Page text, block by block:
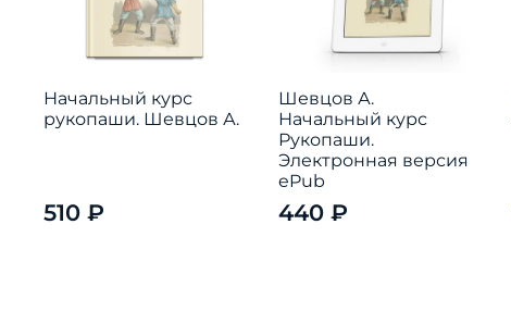
Начальный курс
рукопаши. Шевцов А.
510 ₽
Шевцов А.
Начальный курс
Рукопаши.
Электронная версия
ePub
440 ₽